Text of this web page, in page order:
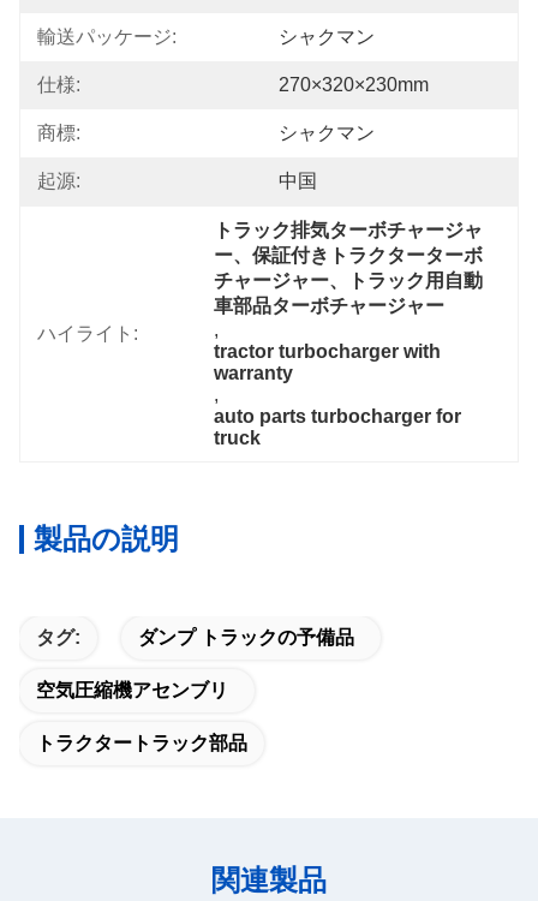
輸送パッケージ: シャクマン
仕様: 270×320×230mm
商標: シャクマン
起源: 中国
ハイライト:
トラック排気ターボチャージャ
ー、保証付きトラクターターボ
チャージャー、トラック用自動
車部品ターボチャージャー
,
tractor turbocharger with
warranty
,
auto parts turbocharger for
truck
製品の説明
タグ: ダンプ トラックの予備品
空気圧縮機アセンブリ
トラクタートラック部品
関連製品